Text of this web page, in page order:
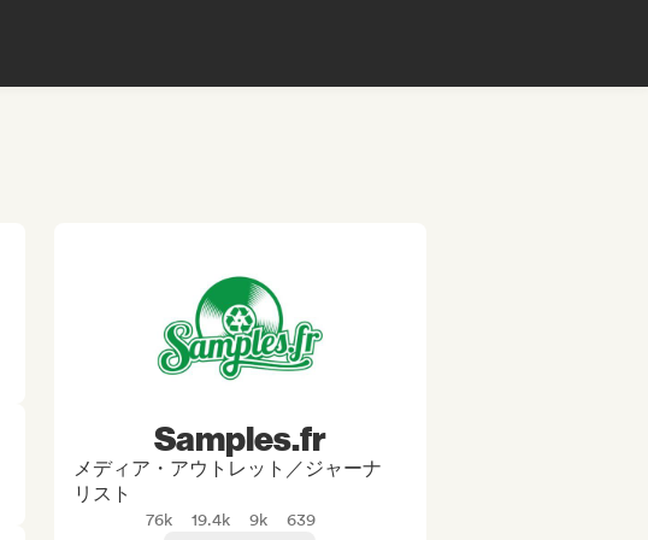
Samples.fr
メディア・アウトレット／ジャーナ
リスト
76k 19.4k 9k
639